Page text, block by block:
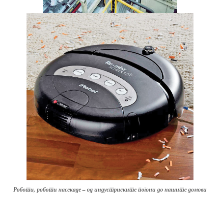
Роботи, роботи насекаде – од индустриските погони до нашите домови